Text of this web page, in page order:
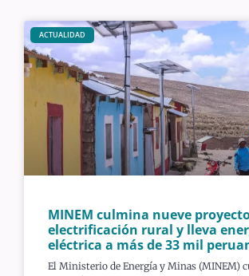
ACTUALIDAD
MINEM culmina nueve
electrificación rural y lleva
eléctrica a más de 33 mil
El Ministerio de Energía y Minas (MINEM)